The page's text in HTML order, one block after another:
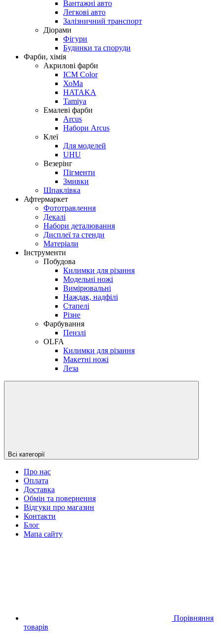
Вантажні авто
Легкові авто
Залізничний транспорт
Діорами
Фігури
Будинки та споруди
Фарби, хімія
Акрилові фарби
ICM Color
ХоМа
HATAKA
Tamiya
Емалеві фарби
Arcus
Набори Arcus
Клеї
Для моделей
UHU
Везерінг
Пігменти
Змивки
Шпаклівка
Афтермаркет
Фототравлення
Декалі
Набори деталювання
Дисплеї та стенди
Матеріали
Інструменти
Побудова
Килимки для різання
Модельні ножі
Вимірювальні
Наждак, надфілі
Стапелі
Різне
Фарбування
Пензлі
OLFA
Килимки для різання
Макетні ножі
Леза
Всі категорії
Про нас
Оплата
Доставка
Обмін та повернення
Відгуки про магазин
Контакти
Блог
Мапа сайту
Порівняння
товарів